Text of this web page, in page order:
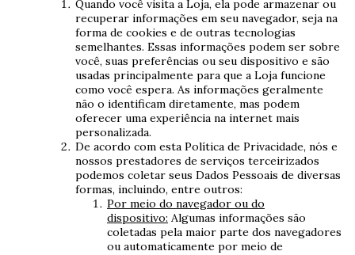
Quando você visita a Loja, ela pode armazenar ou
recuperar informações em seu navegador, seja na
forma de cookies e de outras tecnologias
semelhantes. Essas informações podem ser sobre
você, suas preferências ou seu dispositivo e são
usadas principalmente para que a Loja funcione
como você espera. As informações geralmente
não o identificam diretamente, mas podem
oferecer uma experiência na internet mais
personalizada.
De acordo com esta Política de Privacidade, nós e
nossos prestadores de serviços terceirizados
podemos coletar seus Dados Pessoais de diversas
formas, incluindo, entre outros:
Por meio do navegador ou do
dispositivo: Algumas informações são
coletadas pela maior parte dos navegadores
ou automaticamente por meio de